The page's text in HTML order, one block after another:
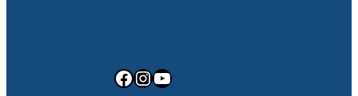
Facebook InstagramYouTube